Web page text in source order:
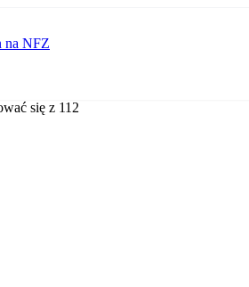
na NFZ
się z 112